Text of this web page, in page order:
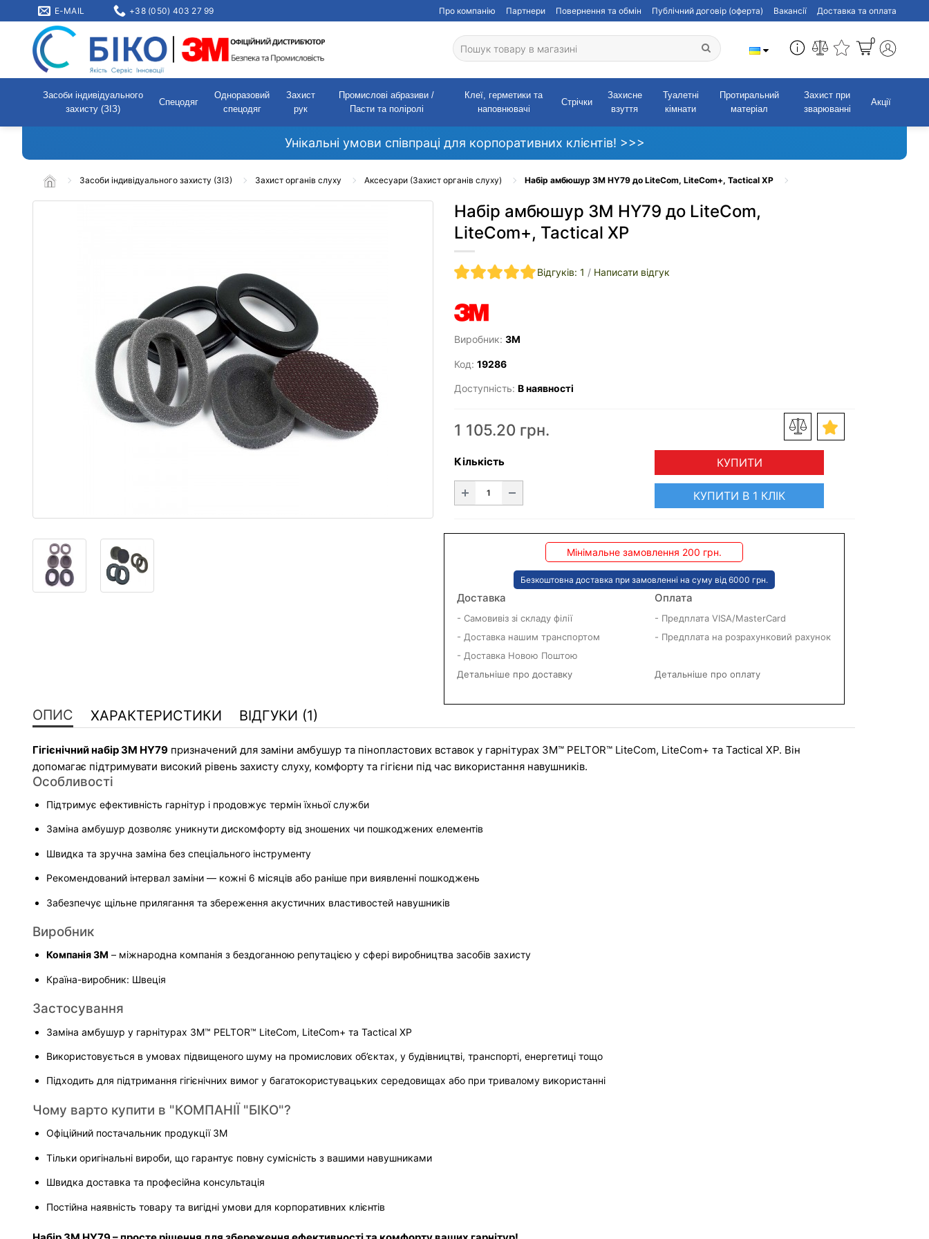
E-MAIL +38 (050) 403 27 99 Про компанію Партнери Повернення та обмін Публічний договір (оферта) Вакансії Доставка та оплата
0
Засоби індивідуального
захисту (ЗІЗ)
Спецодяг
Одноразовий
спецодяг
Захист
рук
Промислові абразиви /
Пасти та поліролі
Клеї, герметики та
наповнювачі
Стрічки
Захисне
взуття
Туалетні
кімнати
Протиральний
матеріал
Захист при
зварюванні
Акції
Унікальні умови співпраці для корпоративних клієнтів! >>>
Засоби індивідуального захисту (ЗІЗ) Захист органів слуху Аксесуари (Захист органів слуху) Набір амбюшур 3M HY79 до LiteCom, LiteCom+, Tactical XP
Набір амбюшур 3M HY79 до LiteCom,
LiteCom+, Tactical XP
Відгуків: 1 / Написати відгук
Виробник: 3M
Код: 19286
Доступність: В наявності
1 105.20 грн.
Кількість КУПИТИ
КУПИТИ В 1 КЛІК
Мінімальне замовлення 200 грн.
Безкоштовна доставка при замовленні на суму від 6000 грн.
Доставка
- Самовивіз зі складу філії
- Доставка нашим транспортом
- Доставка Новою Поштою
Детальніше про доставку
Оплата
- Предплата VISA/MasterCard
- Предплата на розрахунковий рахунок
Детальніше про оплату
ОПИС ХАРАКТЕРИСТИКИ ВІДГУКИ (1)
Гігієнічний набір 3M HY79 призначений для заміни амбушур та пінопластових вставок у гарнітурах 3M™ PELTOR™ LiteCom, LiteCom+ та Tactical XP. Він
допомагає підтримувати високий рівень захисту слуху, комфорту та гігієни під час використання навушників.
Особливості
Підтримує ефективність гарнітур і продовжує термін їхньої служби
Заміна амбушур дозволяє уникнути дискомфорту від зношених чи пошкоджених елементів
Швидка та зручна заміна без спеціального інструменту
Рекомендований інтервал заміни — кожні 6 місяців або раніше при виявленні пошкоджень
Забезпечує щільне прилягання та збереження акустичних властивостей навушників
Виробник
Компанія 3M – міжнародна компанія з бездоганною репутацією у сфері виробництва засобів захисту
Країна-виробник: Швеція
Застосування
Заміна амбушур у гарнітурах 3M™ PELTOR™ LiteCom, LiteCom+ та Tactical XP
Використовується в умовах підвищеного шуму на промислових об’єктах, у будівництві, транспорті, енергетиці тощо
Підходить для підтримання гігієнічних вимог у багатокористувацьких середовищах або при тривалому використанні
Чому варто купити в "КОМПАНІЇ "БІКО"?
Офіційний постачальник продукції 3M
Тільки оригінальні вироби, що гарантує повну сумісність з вашими навушниками
Швидка доставка та професійна консультація
Постійна наявність товару та вигідні умови для корпоративних клієнтів